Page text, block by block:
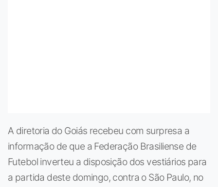
A diretoria do Goiás recebeu com surpresa a
informação de que a Federação Brasiliense de
Futebol inverteu a disposição dos vestiários para
a partida deste domingo, contra o São Paulo, no